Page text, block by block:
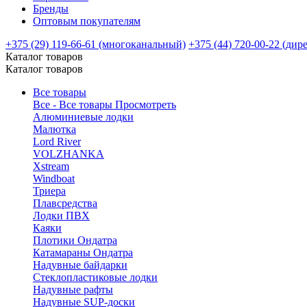
Бренды
Оптовым покупателям
+375 (29) 119-66-61 (многоканальный) +375 (44) 720-00-22
Каталог товаров
Каталог товаров
Все товары
Все - Все товары Просмотреть
Алюминиевые лодки
Малютка
Lord River
VOLZHANKA
Xstream
Windboat
Триера
Плавсредства
Лодки ПВХ
Каяки
Плотики Ондатра
Катамараны Ондатра
Надувные байдарки
Стеклопластиковые лодки
Надувные рафты
Надувные SUP-доски